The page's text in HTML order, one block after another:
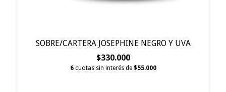
SOBRE/CARTERA JOSEPHINE NEGRO Y UVA
$330.000
6 cuotas sin interés de $55.000